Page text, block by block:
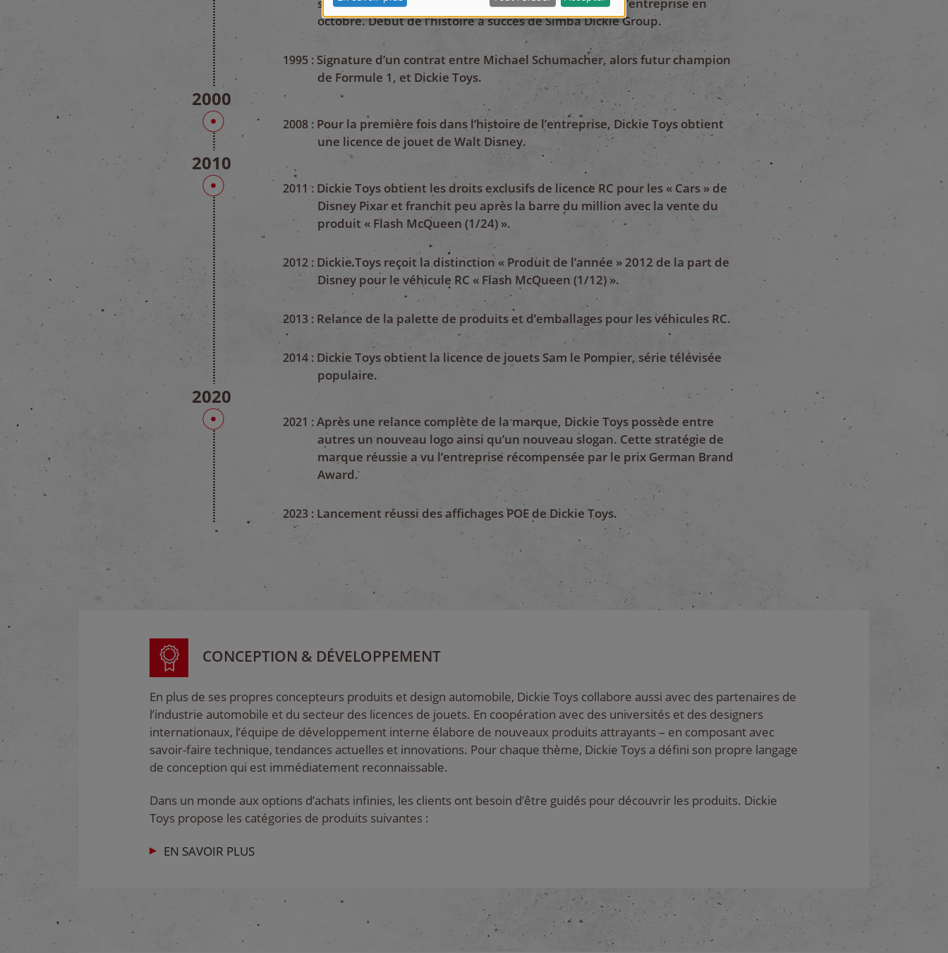
octobre. Début de l’histoire à succès de Simba Dickie Group.
1995 : Signature d’un contrat entre Michael Schumacher, alors futur champion
de Formule 1, et Dickie Toys.
2000
2008 : Pour la première fois dans l’histoire de l’entreprise, Dickie Toys obtient
une licence de jouet de Walt Disney.
2010
2011 : Dickie Toys obtient les droits exclusifs de licence RC pour les « Cars » de
Disney Pixar et franchit peu après la barre du million avec la vente du
produit « Flash McQueen (1/24) ».
2012 : Dickie Toys reçoit la distinction « Produit de l’année » 2012 de la part de
Disney pour le véhicule RC « Flash McQueen (1/12) ».
2013 : Relance de la palette de produits et d’emballages pour les véhicules RC.
2014 : Dickie Toys obtient la licence de jouets Sam le Pompier, série télévisée
populaire.
2020
2021 :Après une relance complète de la marque, Dickie Toys possède entre
autres un nouveau logo ainsi qu’un nouveau slogan. Cette stratégie de
marque réussie a vu l’entreprise récompensée par le prix German Brand
Award.
2023 : Lancement réussi des affichages POE de Dickie Toys.
CONCEPTION & DÉVELOPPEMENT
En plus de ses propres concepteurs produits et design automobile, Dickie Toys collabore aussi avec des partenaires de
l’industrie automobile et du secteur des licences de jouets. En coopération avec des universités et des designers
internationaux, l’équipe de développement interne élabore de nouveaux produits attrayants – en composant avec
savoir-faire technique, tendances actuelles et innovations. Pour chaque thème, Dickie Toys a défini son propre langage
de conception qui est immédiatement reconnaissable.
Dans un monde aux options d’achats infinies, les clients ont besoin d’être guidés pour découvrir les produits. Dickie
Toys propose les catégories de produits suivantes :
EN SAVOIR PLUS